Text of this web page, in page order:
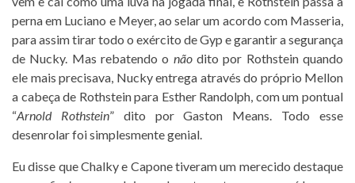
perna em Luciano e Meyer, ao selar um acordo com Masseria,
para assim tirar todo o exército de Gyp e garantir a segurança
de Nucky. Mas rebatendo o nãodito por Rothstein quando
ele mais precisava, Nucky entrega através do próprio Mellon
a cabeça de Rothstein para Esther Randolph, com um pontual
“Arnold Rothstein” dito por Gaston Means. Todo esse
desenrolar foi simplesmente genial.
Eu disse que Chalky e Capone tiveram um merecido destaque